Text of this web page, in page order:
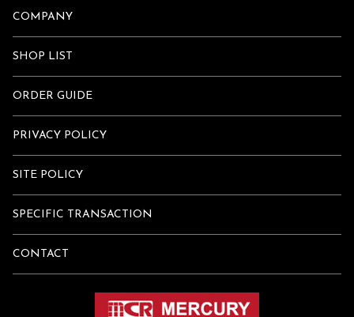
COMPANY
SHOP LIST
ORDER GUIDE
PRIVACY POLICY
SITE POLICY
SPECIFIC TRANSACTION
CONTACT